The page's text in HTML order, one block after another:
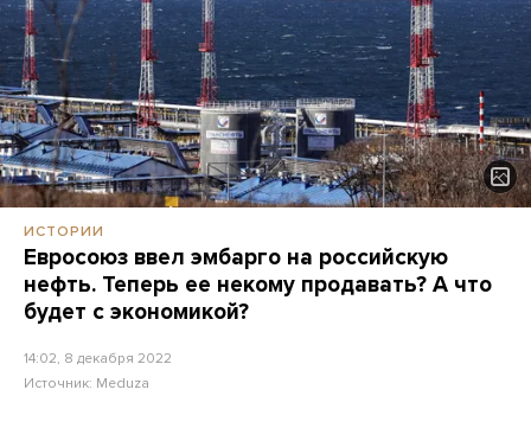
ИСТОРИИ
Евросоюз ввел эмбарго на российскую
нефть. Теперь ее некому продавать? А что
будет с экономикой?
14:02, 8 декабря 2022
Источник: Meduza